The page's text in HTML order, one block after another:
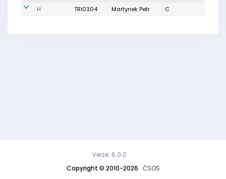
H TRI0304 Martynek Petr C
Copyright © 2010-2026 ČSOS
Verze: 6.0.0